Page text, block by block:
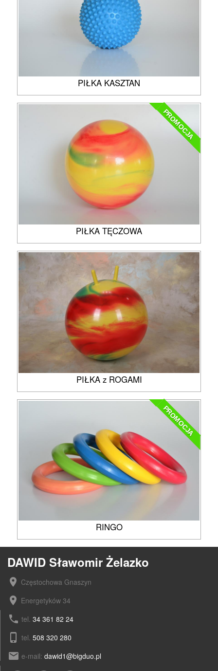
PIŁKA KASZTAN
PROMOCJA
PIŁKA TĘCZOWA
PIŁKA z ROGAMI
PROMOCJA
RINGO
DAWID Sławomir Żelazko
location_on Częstochowa Gnaszyn
location_on Energetyków 34
phone tel. 34 361 82 24
phone_iphone tel. 508 320 280
email e-mail: dawid1@bigduo.pl